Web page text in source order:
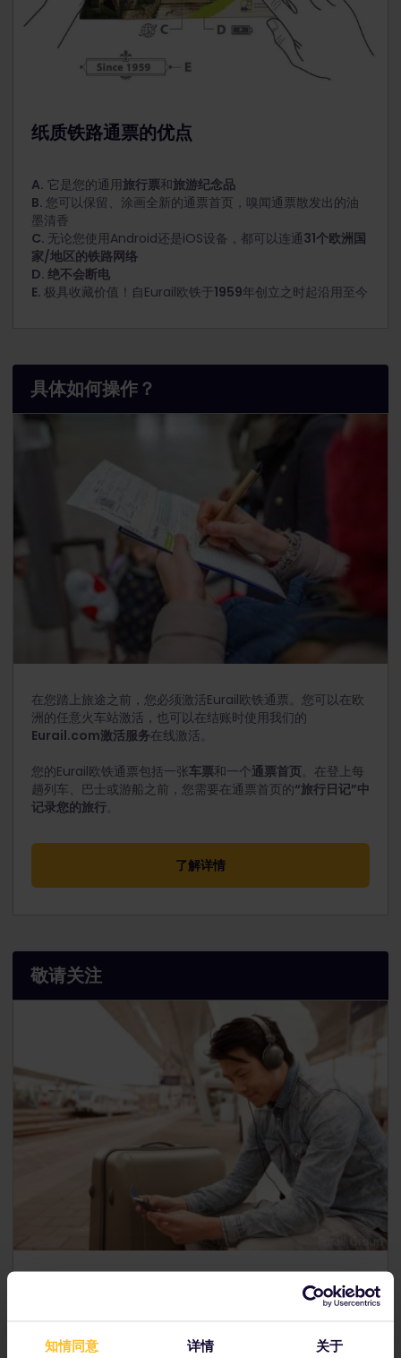
知情同意 详情 关于
纸质铁路通票的优点
A. 它是您的通用旅行票和旅游纪念品
B. 您可以保留、涂画全新的通票首页，嗅闻通票散发出的油
墨清香
C. 无论您使用Android还是iOS设备，都可以连通31个欧洲国
家/地区的铁路网络
D. 绝不会断电
E. 极具收藏价值！自Eurail欧铁于1959年创立之时起沿用至今
具体如何操作？
在您踏上旅途之前，您必须激活Eurail欧铁通票。您可以在欧
洲的任意火车站激活，也可以在结账时使用我们的
Eurail.com激活服务在线激活。
您的Eurail欧铁通票包括一张车票和一个通票首页 。在登上每
趟列车、巴士或游船之前，您需要在通票首页的“旅行日记”中
记录您的旅行
了解详情
敬请关注
的需求。 我们正在考
想了解Eurail欧铁通票的最新动态？ 订阅电子通讯，抢先获知